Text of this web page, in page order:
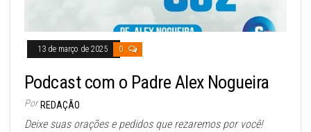
13 de março de 2025 0
Podcast com o Padre Alex Nogueira
Por REDAÇÃO
Deixe suas orações e pedidos que rezaremos por você!